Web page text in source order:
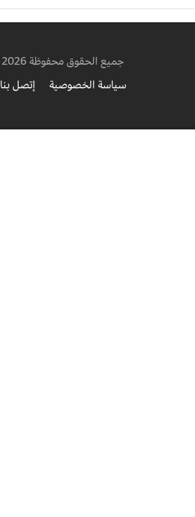
جميع الحقوق محفوظة 2026 © محطات
سياسة الخصوصية
إتصل بنا